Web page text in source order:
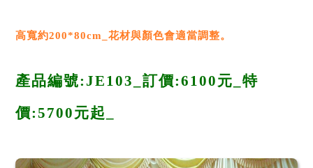
高寬約200*80cm_花材與顏色會適當調整。
產品編號:JE103_訂價:6100元_特
價:5700元起_